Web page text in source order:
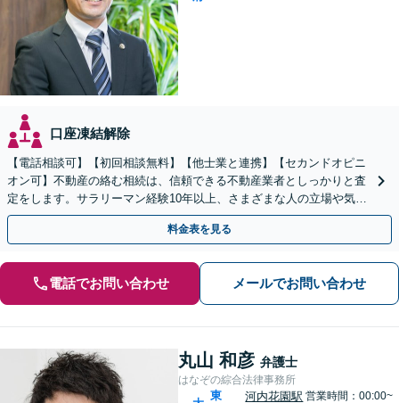
口座凍結解除
【電話相談可】【初回相談無料】【他士業と連携】【セカンドオピニ
オン可】不動産の絡む相続は、信頼できる不動産業者としっかりと査
定をします。サラリーマン経験10年以上、さまざまな人の立場や気持
ちが分かります。遺産分割や相続放棄もお任せください。
料金表を見る
電話でお問い合わせ メールでお問い合わせ
丸山 和彦 弁護士
はなぞの綜合法律事務所
東
河内花園駅 営業時間：00:00~